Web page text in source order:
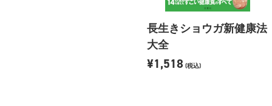
長生きショウガ新健康法
大全
¥1,518 (税込)